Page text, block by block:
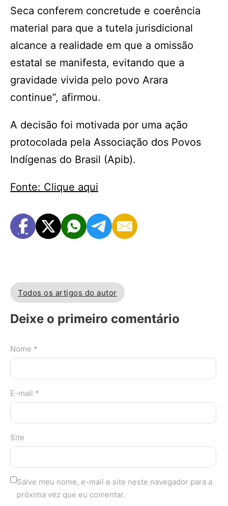
Seca conferem concretude e coerência
material para que a tutela jurisdicional
alcance a realidade em que a omissão
estatal se manifesta, evitando que a
gravidade vivida pelo povo Arara
continue”, afirmou.
A decisão foi motivada por uma ação
protocolada pela Associação dos Povos
Indígenas do Brasil (Apib).
Fonte: Clique aqui
Todos os artigos do autor
Deixe o primeiro comentário
Nome *
E-mail *
Site
Salve meu nome, e-mail e site neste navegador para a
próxima vez que eu comentar.